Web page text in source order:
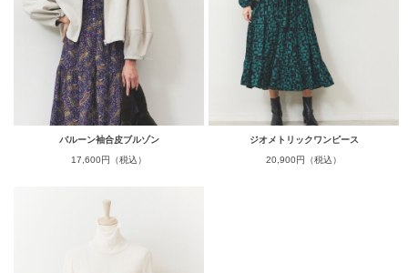
バルーン袖合皮ブルゾン
17,600円（税込）
ジオメトリックワンピース
20,900円（税込）